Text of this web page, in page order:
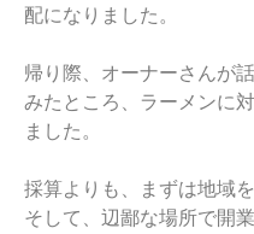
配になりました。
帰り際、オーナーさんが
みたところ、ラーメンに
ました。
採算よりも、まずは地域
そして、辺鄙な場所で開